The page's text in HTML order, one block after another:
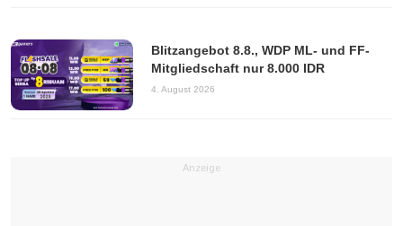
Blitzangebot 8.8., WDP ML- und FF-
Mitgliedschaft nur 8.000 IDR
4. August 2026
Anzeige